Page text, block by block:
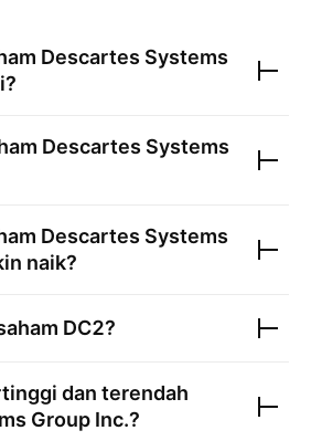
Descartes Systems
Descartes Systems
Descartes Systems
naik?
DC2?
dan terendah
Group Inc.?